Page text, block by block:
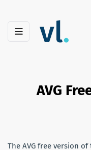
AVG
The AVG free version